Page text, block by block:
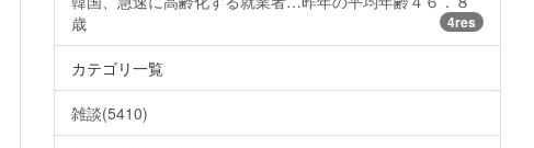
歳
4res
カテゴリ一覧
雑談(5410)